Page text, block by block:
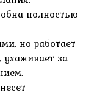
полностью
но работает
ухаживает за